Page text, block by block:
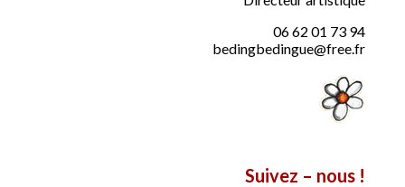
06 62 01 73 94
bedingbedingue@free.fr
Suivez – nous !